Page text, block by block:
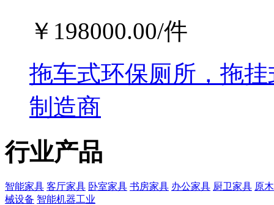
￥ 198000.00/件
拖车式环保厕所，拖
制造商
行业产品
智能家具 客厅家具 卧室家具 书房家具 办公家具 厨卫家具 原
械设备 智能机器工业